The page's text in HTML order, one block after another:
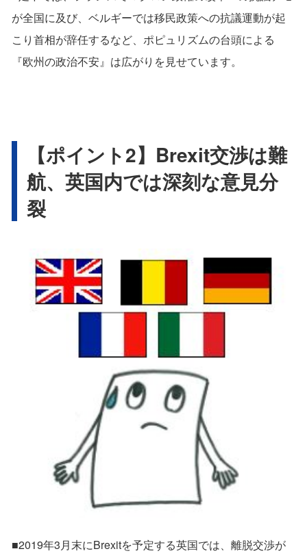
が全国に及び、ベルギーでは移民政策への抗議運動が起
こり首相が辞任するなど、ポピュリズムの台頭による
『欧州の政治不安』は広がりを見せています。
【ポイント2】Brexit交渉は難
航、英国内では深刻な意見分
裂
■2019年3月末にBrexitを予定する英国では、離脱交渉が